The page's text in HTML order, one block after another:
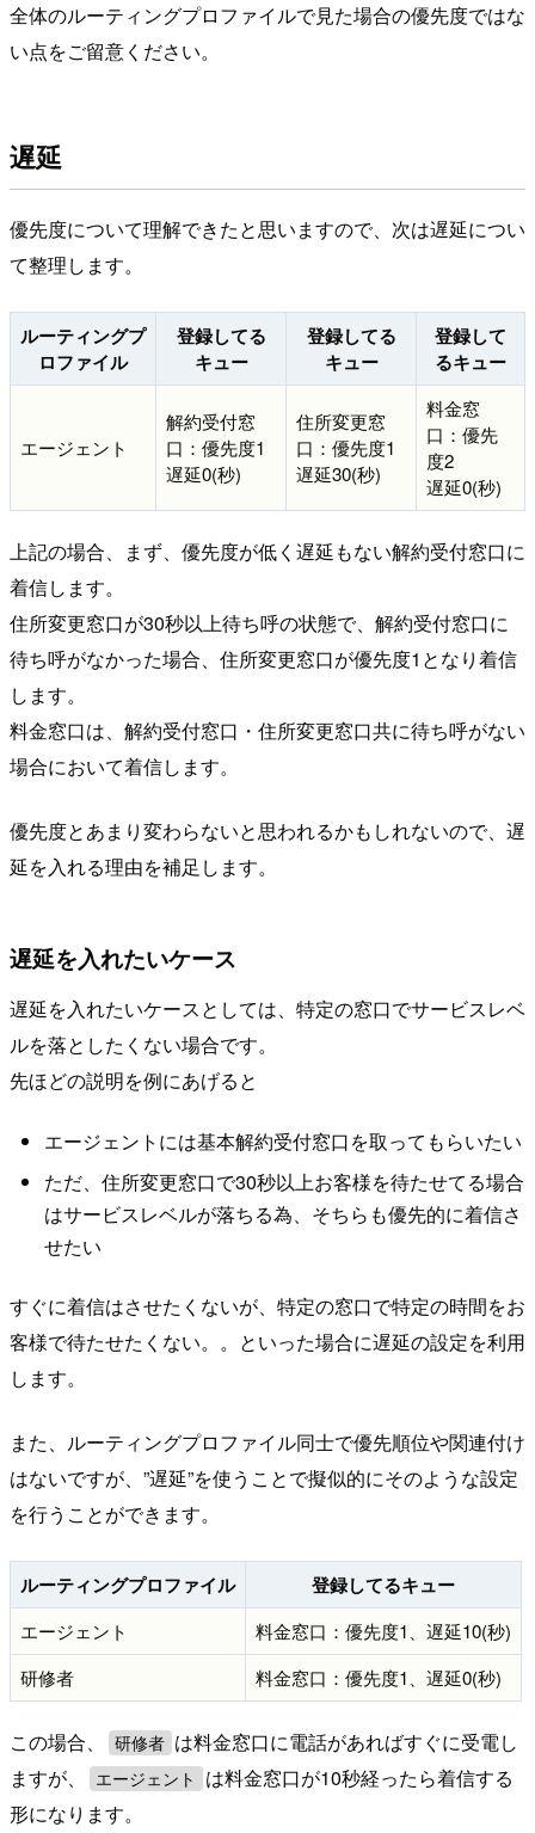
全体のルーティングプロファイルで見た場合の優先度ではな
い点をご留意ください。
遅延
優先度について理解できたと思いますので、次は遅延につい
て整理します。
ルーティングプ
ロファイル
登録してる
キュー
登録してる
キュー
登録して
るキュー
エージェント
解約受付窓
口：優先度1
遅延0(秒)
住所変更窓
口：優先度1
遅延30(秒)
料金窓
口：優先
度2
遅延0(秒)
上記の場合、まず、優先度が低く遅延もない解約受付窓口に
着信します。
住所変更窓口が30秒以上待ち呼の状態で、解約受付窓口に
待ち呼がなかった場合、住所変更窓口が優先度1となり着信
します。
料金窓口は、解約受付窓口・住所変更窓口共に待ち呼がない
場合において着信します。
優先度とあまり変わらないと思われるかもしれないので、遅
延を入れる理由を補足します。
遅延を入れたいケース
遅延を入れたいケースとしては、特定の窓口でサービスレベ
ルを落としたくない場合です。
先ほどの説明を例にあげると
エージェントには基本解約受付窓口を取ってもらいたい
ただ、住所変更窓口で30秒以上お客様を待たせてる場合
はサービスレベルが落ちる為、そちらも優先的に着信さ
せたい
すぐに着信はさせたくないが、特定の窓口で特定の時間をお
客様で待たせたくない。。といった場合に遅延の設定を利用
します。
また、ルーティングプロファイル同士で優先順位や関連付け
はないですが、”遅延”を使うことで擬似的にそのような設定
を行うことができます。
ルーティングプロファイル 登録してるキュー
エージェント
料金窓口：優先度1、遅延10(秒)
研修者
料金窓口：優先度1、遅延0(秒)
この場合、 研修者 は料金窓口に電話があればすぐに受電し
ますが、
エージェント
は料金窓口が10秒経ったら着信する
形になります。